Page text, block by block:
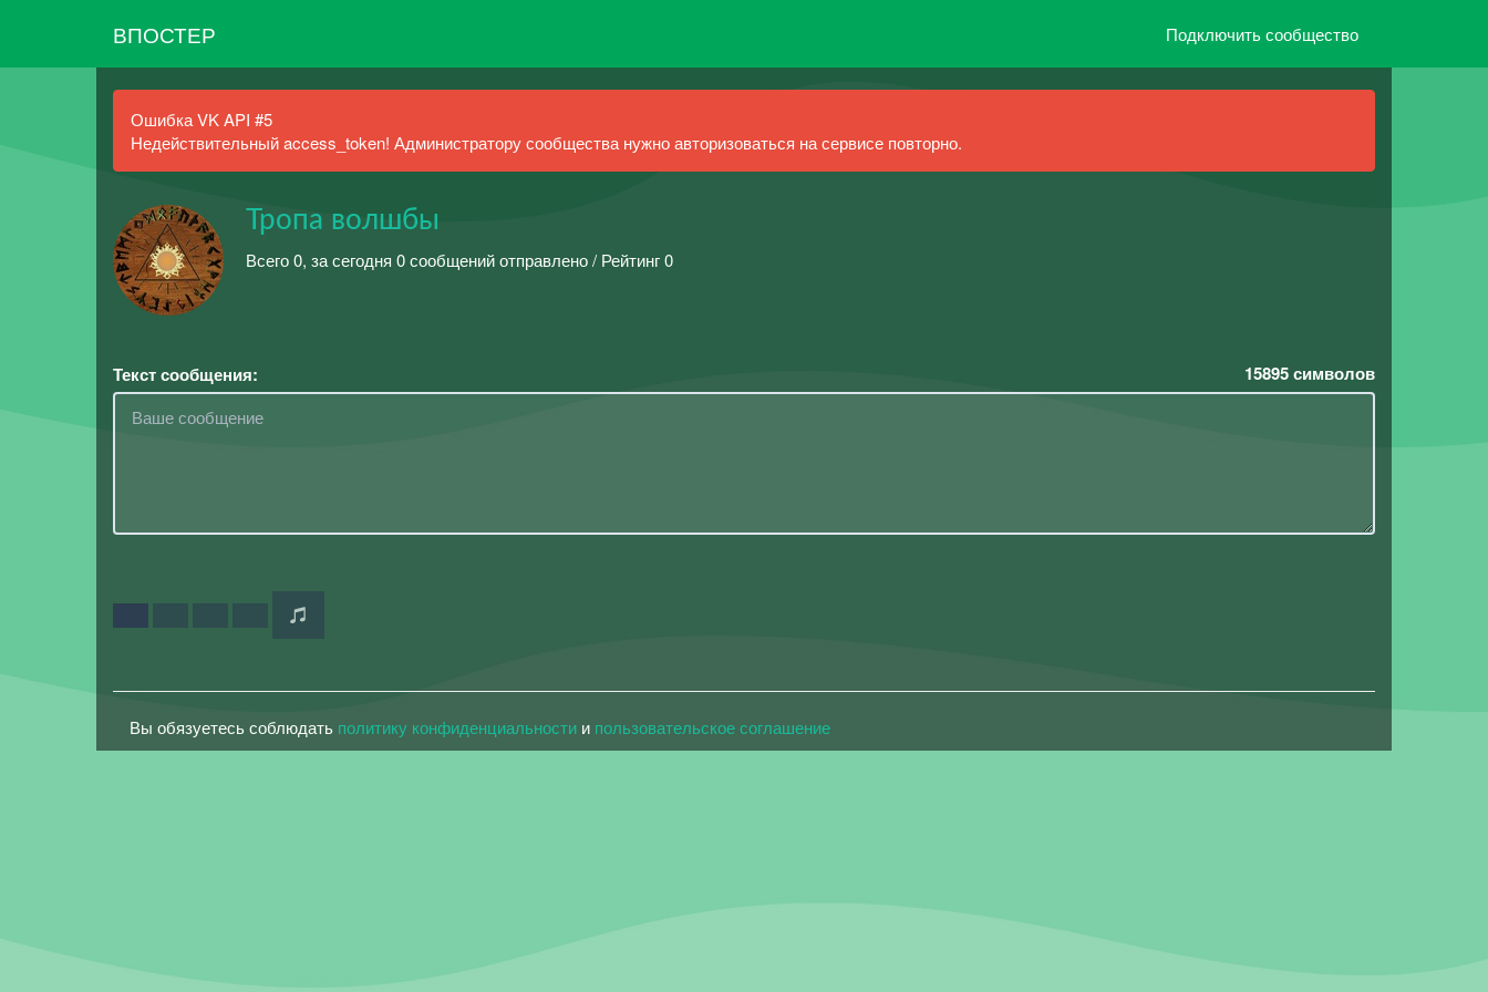
ВПОСТЕР Подключить сообщество
Ошибка VK API #5
Недействительный access_token! Администратору сообщества нужно авторизоваться на сервисе повторно.
Тропа волшбы
Всего 0, за сегодня 0 сообщений отправлено / Рейтинг 0
Текст сообщения: 15895символов
Вы обязуетесь соблюдать политику конфиденциальности и пользовательское соглашение